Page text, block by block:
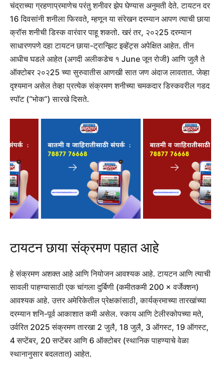
चंद्राच्या ग्रहणाप्रमाणेच परंतु शनीवर झेप घेण्यास अनुमती देते. टायटन दर
16 दिवसांनी शनीला फिरवते, म्हणून या संरेखन दरम्यान आपण त्याची छाया
क्रॉस शनीची डिस्क वारंवार पाहू शकतो. खरं तर, २०२25 दरम्यान
साधारणपणे दहा टायटन छाया-ट्रान्झिट इव्हेंट्स अपेक्षित आहेत. तीन
आधीच घडले आहेत (अगदी अलीकडेच १ June जून रोजी) आणि जुलै ते
ऑक्टोबर २०२25 च्या सुरुवातीस आणखी सात जण अंदाज लावतात. जेव्हा
दृश्यमान असेल तेव्हा प्रत्येक संक्रमण शनीच्या चमकदार डिस्कवरील गडद
स्पॉट (“भोक”) सारखे दिसते.
टायटन छाया संक्रमण पहात आहे
हे संक्रमण अशक्त आहे आणि नियोजन आवश्यक आहे. टायटन आणि त्याची
सावली पाहण्यासाठी एक चांगला दुर्बिणी (कमीतकमी 200 × वर्जेक्शन)
आवश्यक आहे. उत्तर अमेरिकेतील प्रेक्षकांसाठी, कार्यक्रमाच्या तारखांच्या
दरम्यान शनि-पूर्व आकाशात कमी असेल. स्काय आणि टेलीस्कोपच्या मते,
उर्वरित 2025 संक्रमण तारखा 2 जुलै, 18 जुलै, 3 ऑगस्ट, 19 ऑगस्ट,
4 सप्टेंबर, 20 सप्टेंबर आणि 6 ऑक्टोबर (स्थानिक पाहण्याचे वेळा
स्थानानुसार बदलतात) आहेत.